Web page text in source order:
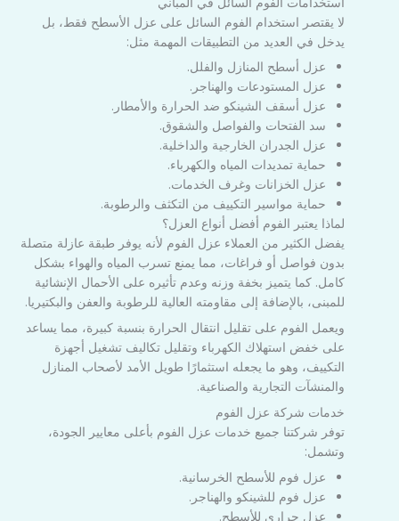
لا يقتصر استخدام الفوم السائل على عزل الأسطح فقط، بل
يدخل في العديد من التطبيقات المهمة مثل:
عزل أسطح المنازل والفلل.
عزل المستودعات والهناجر.
عزل أسقف الشينكو ضد الحرارة والأمطار.
سد الفتحات والفواصل والشقوق.
عزل الجدران الخارجية والداخلية.
حماية تمديدات المياه والكهرباء.
عزل الخزانات وغرف الخدمات.
حماية مواسير التكييف من التكثف والرطوبة.
لماذا يعتبر الفوم أفضل أنواع العزل؟
يفضل الكثير من العملاء عزل الفوم لأنه يوفر طبقة عازلة متصلة
بدون فواصل أو فراغات، مما يمنع تسرب المياه والهواء بشكل
كامل. كما يتميز بخفة وزنه وعدم تأثيره على الأحمال الإنشائية
للمبنى، بالإضافة إلى مقاومته العالية للرطوبة والعفن والبكتيريا.
ويعمل الفوم على تقليل انتقال الحرارة بنسبة كبيرة، مما يساعد
على خفض استهلاك الكهرباء وتقليل تكاليف تشغيل أجهزة
التكييف، وهو ما يجعله استثمارًا طويل الأمد لأصحاب المنازل
والمنشآت التجارية والصناعية.
خدمات شركة عزل الفوم
توفر شركتنا جميع خدمات عزل الفوم بأعلى معايير الجودة،
وتشمل:
عزل فوم للأسطح الخرسانية.
عزل فوم للشينكو والهناجر.
عزل حراري للأسطح.